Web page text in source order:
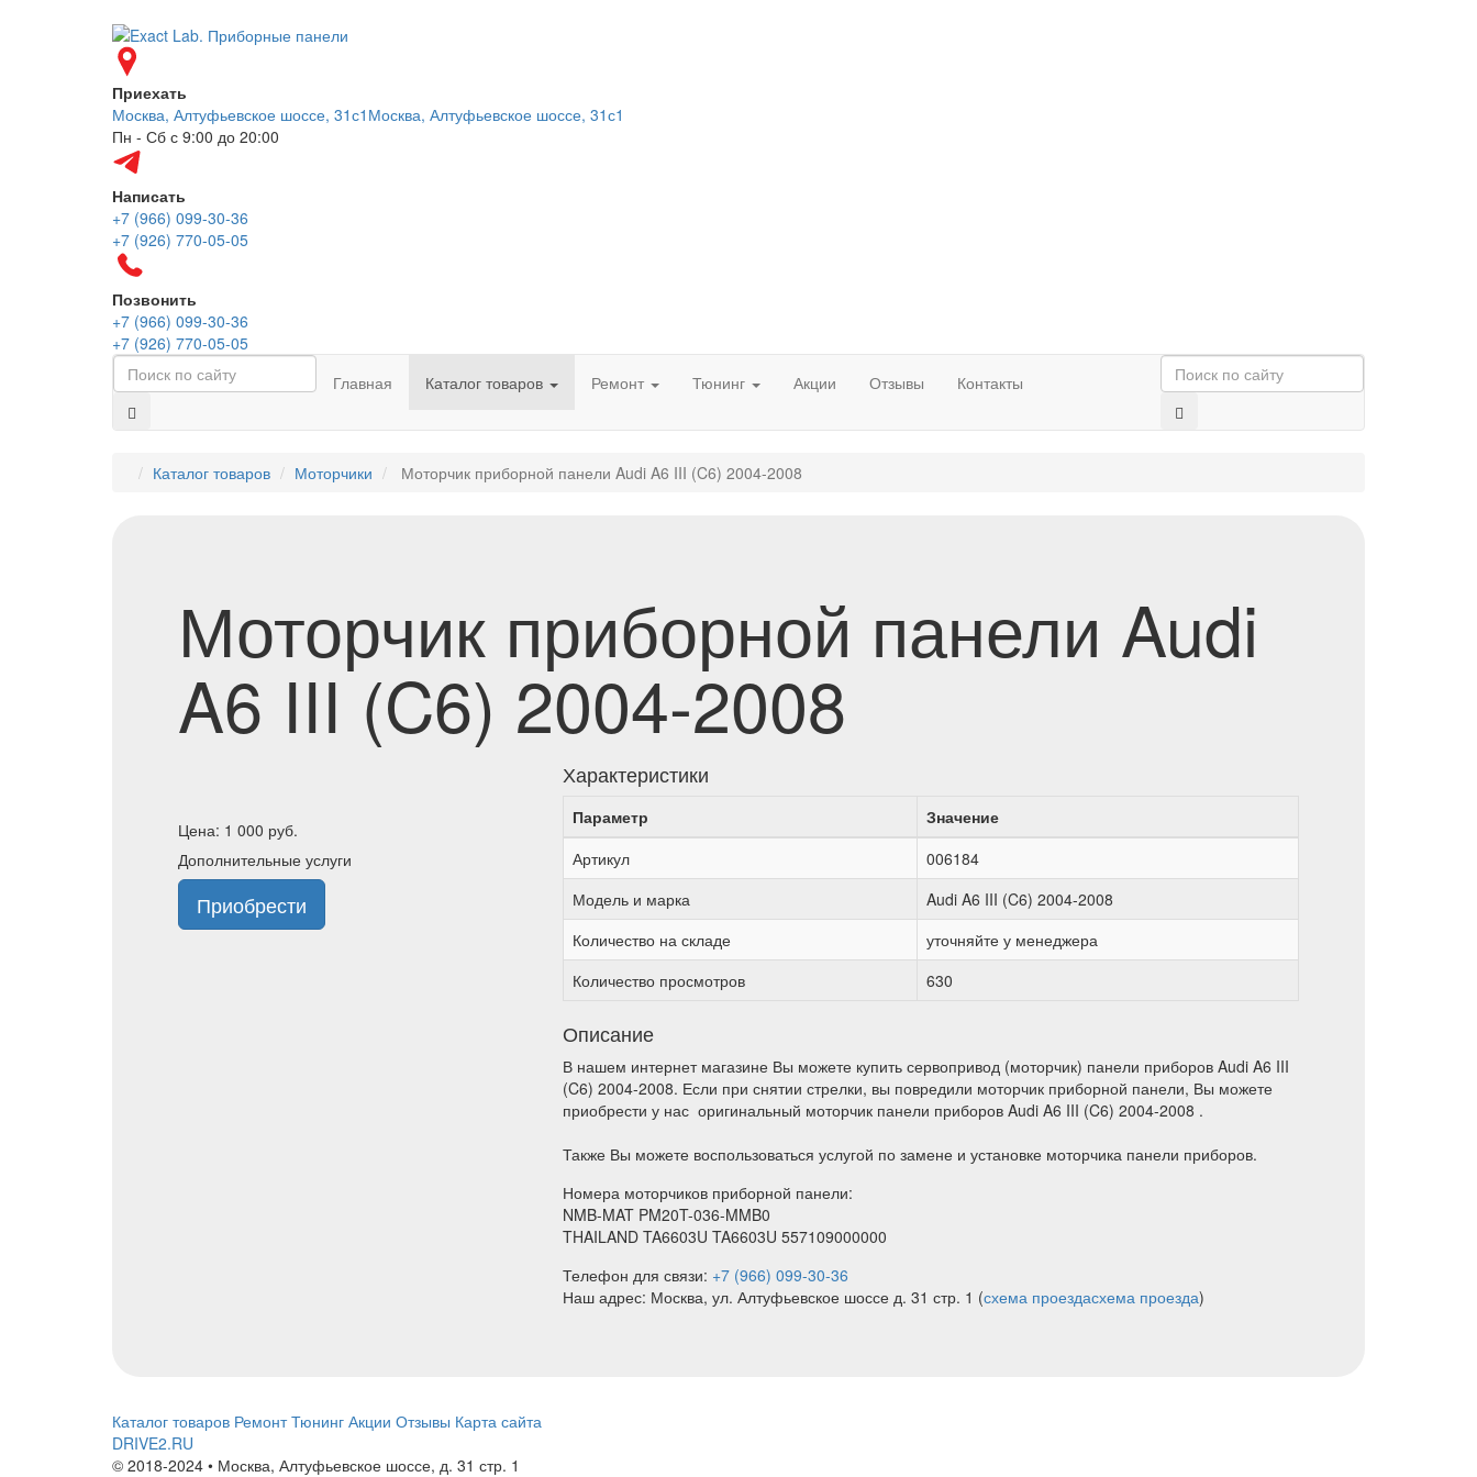
Приехать
Москва, Алтуфьевское шоссе, 31с1 Москва, Алтуфьевское шоссе, 31с1
Пн - Сб с 9:00 до 20:00
Написать
+7 (966) 099-30-36
+7 (926) 770-05-05
Позвонить
+7 (966) 099-30-36
+7 (926) 770-05-05
Главная
Каталог товаров Ремонт Тюнинг Акции Отзывы Контакты
Каталог товаров Моторчики Моторчик приборной панели Audi A6 III (C6) 2004-2008
Моторчик приборной панели Audi
A6 III (C6) 2004-2008
Цена: 1 000 руб.
Дополнительные услуги
Приобрести
Характеристики
Параметр
Значение
Артикул
006184
Модель и марка
Audi A6 III (C6) 2004-2008
Количество на складе
уточняйте у менеджера
Количество просмотров
630
Описание
В нашем интернет магазине Вы можете купить сервопривод (моторчик) панели приборов Audi A6 III
(C6) 2004-2008. Если при снятии стрелки, вы повредили моторчик приборной панели, Вы можете
приобрести у нас оригинальный моторчик панели приборов Audi A6 III (C6) 2004-2008 .
Также Вы можете воспользоваться услугой по замене и установке моторчика панели приборов.
Номера моторчиков приборной панели:
NMB-MAT PM20T-036-MMB0
THAILAND TA6603U TA6603U 557109000000
Телефон для связи: +7 (966) 099-30-36
Наш адрес: Москва, ул. Алтуфьевское шоссе д. 31 стр. 1 (схема проездасхема проезда)
Каталог товаров Ремонт Тюнинг Акции Отзывы Карта сайта
DRIVE2.RU
© 2018-2024 • Москва, Алтуфьевское шоссе, д. 31 стр. 1